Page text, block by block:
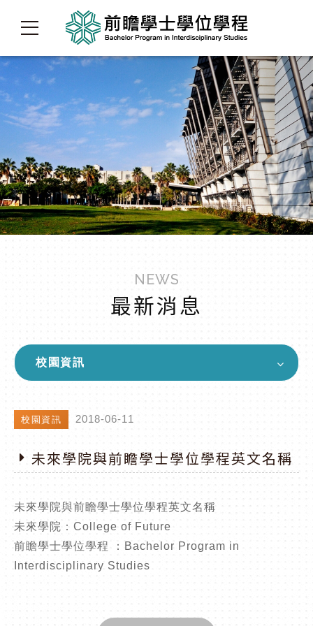
NEWS
最新消息
校園資訊
校園資訊 2018-06-11
未來學院與前瞻學士學位學程英文名稱
未來學院與前瞻學士學位學程英文名稱
未來學院：College of Future
前瞻學士學位學程 ：Bachelor Program in
Interdisciplinary Studies